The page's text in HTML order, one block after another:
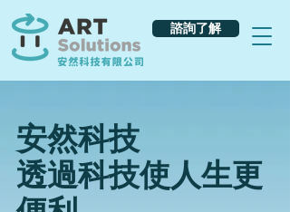
諮詢了解
安然科技
透過科技使人生更